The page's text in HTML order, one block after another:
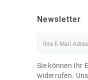
Newsletter
Sie können Ihr
widerrufen.